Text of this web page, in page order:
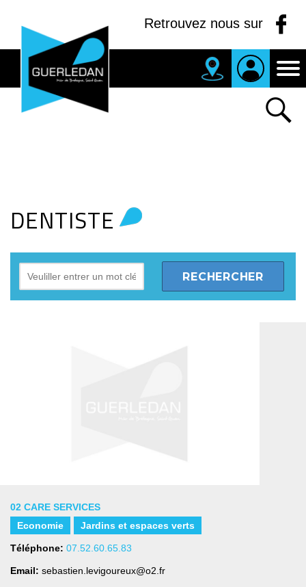
Retrouvez nous sur
DENTISTE
02 CARE SERVICES
Economie
Jardins et espaces verts
Téléphone: 07.52.60.65.83
Email: sebastien.levigoureux@o2.fr